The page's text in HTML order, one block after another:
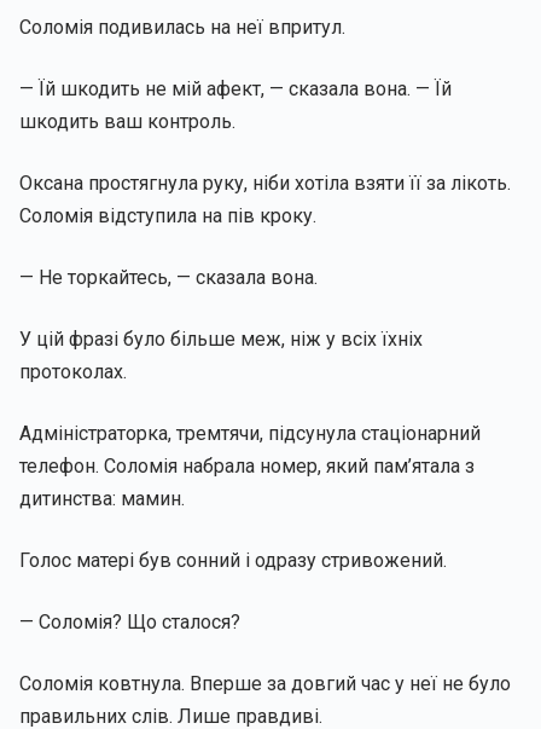
Соломія подивилась на неї впритул.
— Їй шкодить не мій афект, — сказала вона. — Їй
шкодить ваш контроль.
Оксана простягнула руку, ніби хотіла взяти її за лікоть.
Соломія відступила на пів кроку.
— Не торкайтесь, — сказала вона.
У цій фразі було більше меж, ніж у всіх їхніх
протоколах.
Адміністраторка, тремтячи, підсунула стаціонарний
телефон. Соломія набрала номер, який пам’ятала з
дитинства: мамин.
Голос матері був сонний і одразу стривожений.
— Соломія? Що сталося?
Соломія ковтнула. Вперше за довгий час у неї не було
правильних слів. Лише правдиві.